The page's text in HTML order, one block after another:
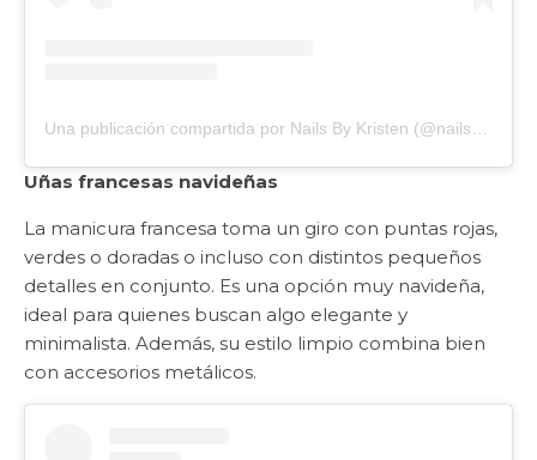
Uñas francesas navideñas
La manicura francesa toma un giro con puntas rojas,
verdes o doradas o incluso con distintos pequeños
detalles en conjunto. Es una opción muy navideña,
ideal para quienes buscan algo elegante y
minimalista. Además, su estilo limpio combina bien
con accesorios metálicos.